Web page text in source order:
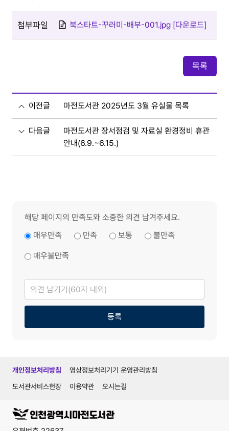
첨부파일 북스타트-꾸러미-배부-001.jpg [다운로드]
목록
이전글 마전도서관 2025년도 3월 유실물 목록
다음글
마전도서관 장서점검 및 자료실 환경정비 휴관
안내(6.9.~6.15.)
해당 페이지의 만족도와 소중한 의견 남겨주세요.
매우만족
만족 보통 불만족
매우불만족
의
견
남
기
등록
개인정보처리방침
영상정보처리기기 운영관리방침
도서관서비스헌장
이용약관 오시는길